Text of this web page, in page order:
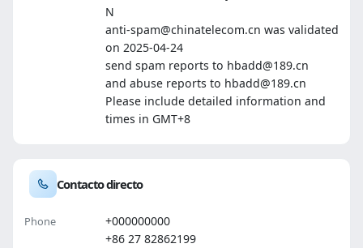
N
anti-spam@chinatelecom.cn was validated
on 2025-04-24
send spam reports to hbadd@189.cn
and abuse reports to hbadd@189.cn
Please include detailed information and
times in GMT+8
Contacto directo
Phone
+000000000
+86 27 82862199